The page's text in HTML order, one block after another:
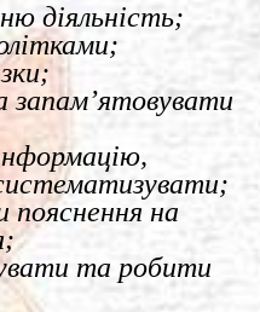
діяльність;
запам’ятовувати
пояснення на
та робити